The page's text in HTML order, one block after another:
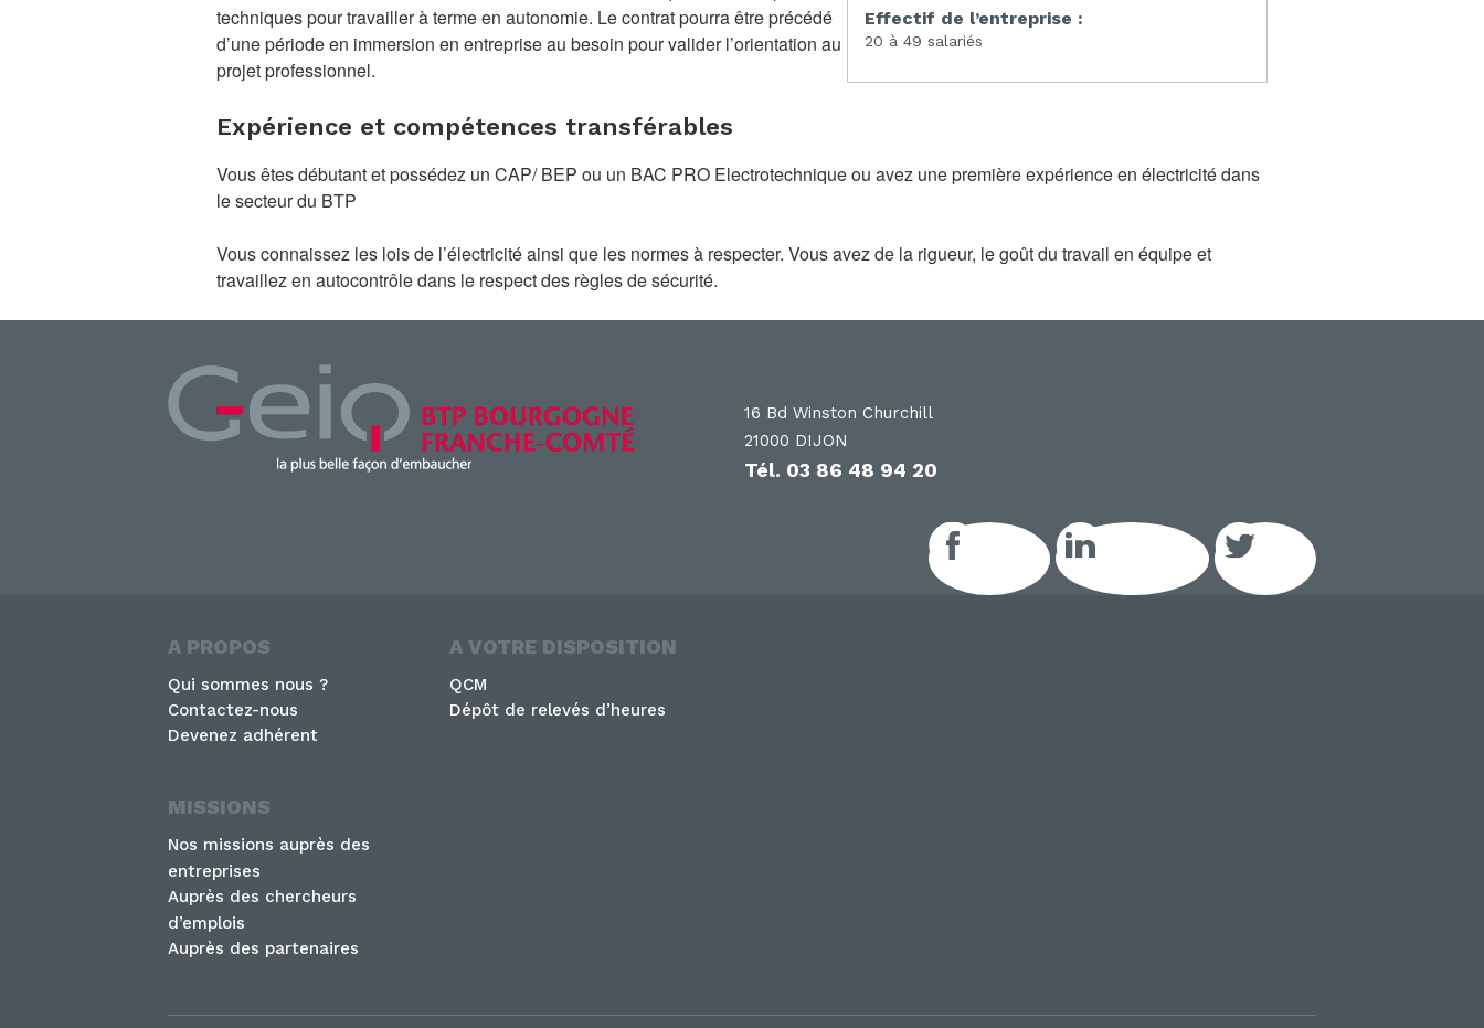
techniques pour travailler à terme en autonomie. Le contrat pourra être précédé
d’une période en immersion en entreprise au besoin pour valider l’orientation au
projet professionnel.
Effectif de l’entreprise :
20 à 49 salariés
Expérience et compétences transférables
Vous êtes débutant et possédez un CAP/ BEP ou un BAC PRO Electrotechnique ou avez une première expérience en électricité dans
le secteur du BTP
Vous connaissez les lois de l’électricité ainsi que les normes à respecter. Vous avez de la rigueur, le goût du travail en équipe et
travaillez en autocontrôle dans le respect des règles de sécurité.
16 Bd Winston Churchill
21000 DIJON
Tél. 03 86 48 94 20
Facebook LinkedIn GEIQ Twitter
A PROPOS
Qui sommes nous ?
Contactez-nous
Devenez adhérent
A VOTRE DISPOSITION
QCM
Dépôt de relevés d’heures
MISSIONS
Nos missions auprès des
entreprises
Auprès des chercheurs
d’emplois
Auprès des partenaires